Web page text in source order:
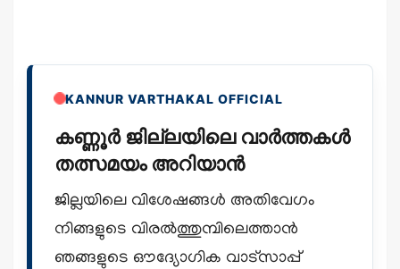
KANNUR VARTHAKAL OFFICIAL
കണ്ണൂർ ജില്ലയിലെ വാർത്തകൾ
തത്സമയം അറിയാൻ
ജില്ലയിലെ വിശേഷങ്ങൾ അതിവേഗം
നിങ്ങളുടെ വിരൽത്തുമ്പിലെത്താൻ
ഞങ്ങളുടെ ഔദ്യോഗിക വാട്സാപ്പ്